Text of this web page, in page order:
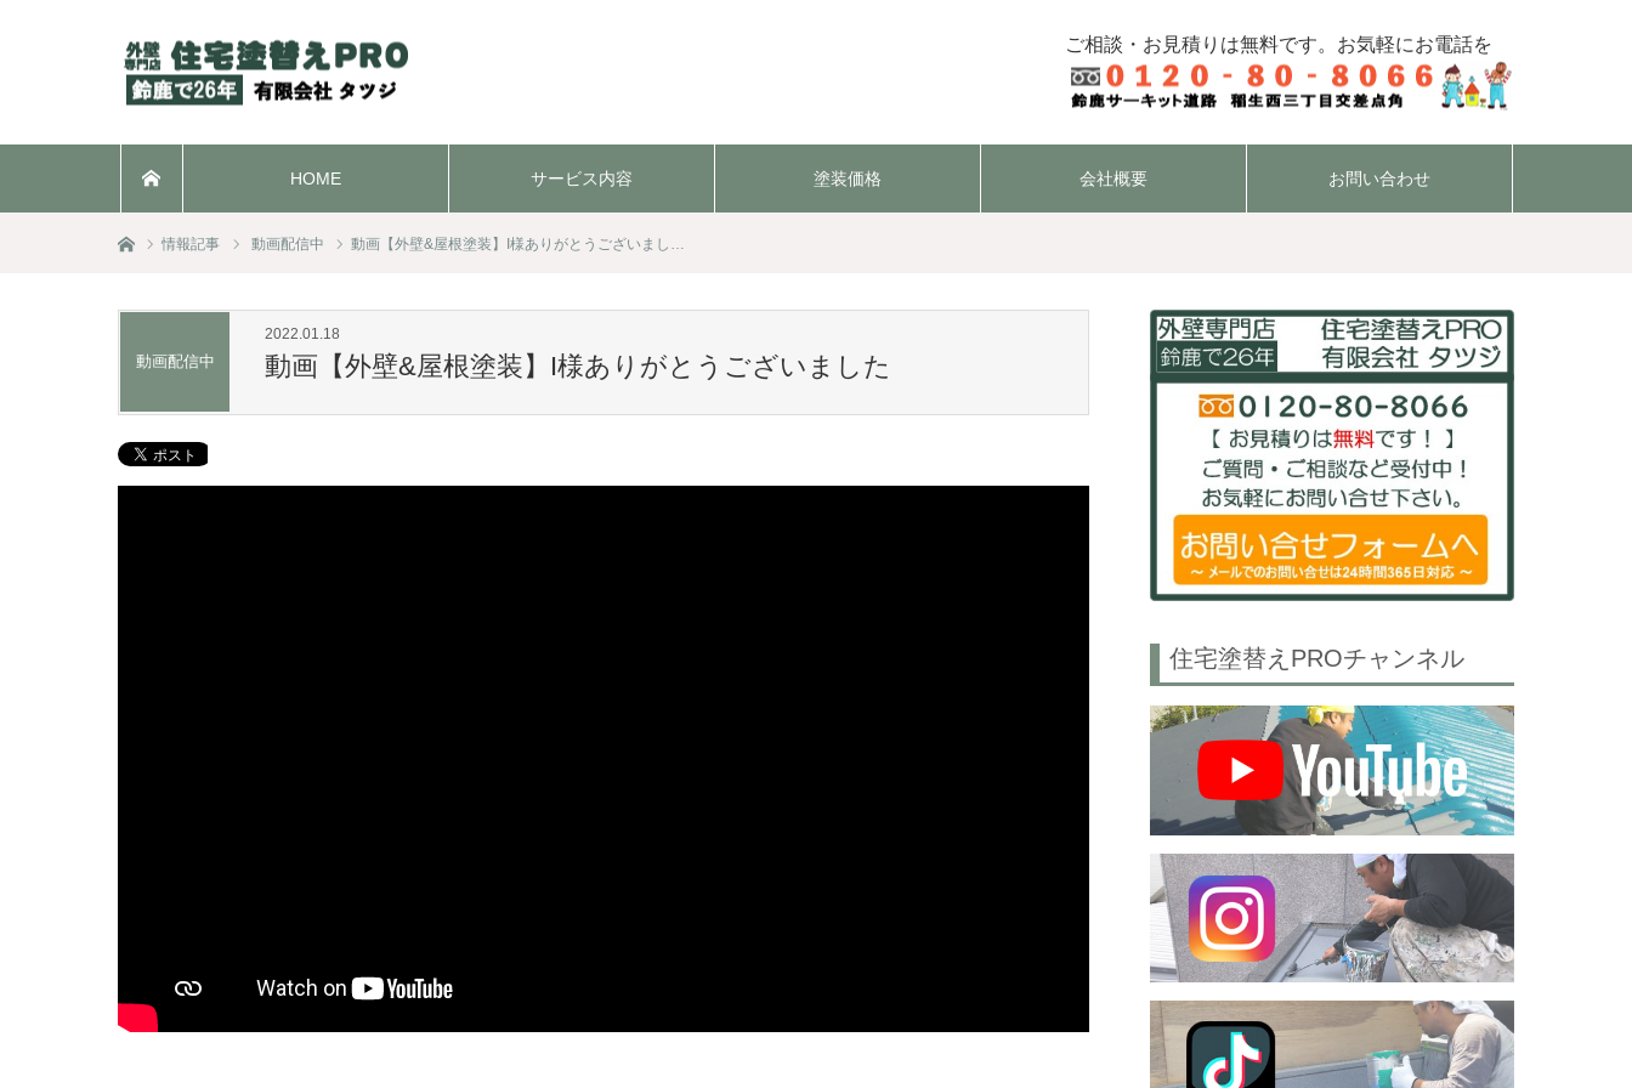
HOME サービス内容 塗装価格 会社概要 お問い合わせ
ご相談・お見積りは無料です。お気軽にお電話を
ホーム情報記事 動画配信中 動画【外壁&屋根塗装】I様ありがとうございまし…
動画配信中
2022.01.18
動画【外壁&屋根塗装】I様ありがとうございました
住宅塗替えPROチャンネル